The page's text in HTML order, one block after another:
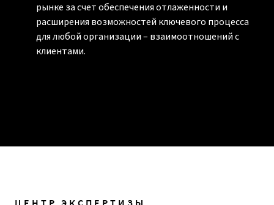
рынке за счет обеспечения отлаженности и
расширения возможностей ключевого процесса
для любой организации – взаимоотношений с
клиентами.
ЦЕНТР ЭКСПЕРТИЗЫ